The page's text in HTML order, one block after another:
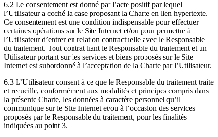
6.2 Le consentement est donné par l’acte positif par lequel
l’Utilisateur a coché la case proposant la Charte en lien hypertexte.
Ce consentement est une condition indispensable pour effectuer
certaines opérations sur le Site Internet et/ou pour permettre à
l’Utilisateur d’entrer en relation contractuelle avec le Responsable
du traitement. Tout contrat liant le Responsable du traitement et un
Utilisateur portant sur les services et biens proposés sur le Site
Internet est subordonné à l’acceptation de la Charte par l’Utilisateur.
6.3 L’Utilisateur consent à ce que le Responsable du traitement traite
et recueille, conformément aux modalités et principes compris dans
la présente Charte, les données à caractère personnel qu’il
communique sur le Site Internet et/ou à l’occasion des services
proposés par le Responsable du traitement, pour les finalités
indiquées au point 3.